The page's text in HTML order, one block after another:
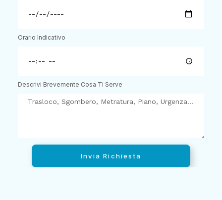
Orario Indicativo
Descrivi Brevemente Cosa Ti Serve
Invia Richiesta